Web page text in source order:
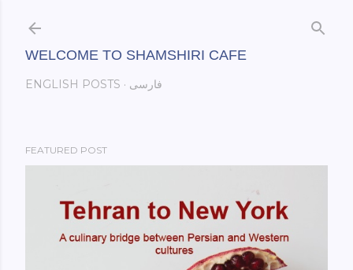
WELCOME TO SHAMSHIRI CAFE
ENGLISH POSTS فارسی
FEATURED POST